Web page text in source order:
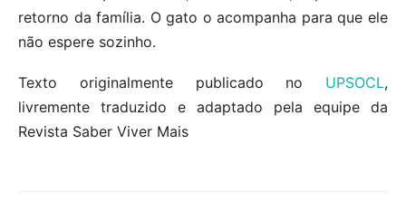
retorno da família. O gato o acompanha para que ele
não espere sozinho.
Texto originalmente publicado no UPSOCL,
livremente traduzido e adaptado pela equipe da
Revista Saber Viver Mais